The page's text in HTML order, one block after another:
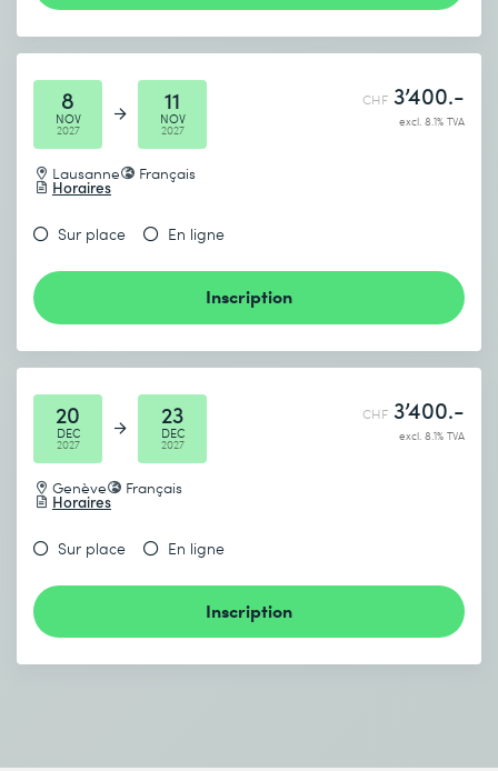
8
NOV
2027
11
NOV
2027
Lausanne Français
Horaires
CHF 3’400.-
excl. 8.1% TVA
Sur place En ligne
Inscription
20
DEC
2027
23
DEC
2027
Genève Français
Horaires
CHF 3’400.-
excl. 8.1% TVA
Sur place En ligne
Inscription